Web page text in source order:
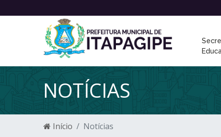
NOTÍCIAS
Início Notícias